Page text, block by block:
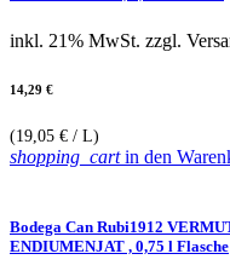
inkl. 21% MwSt. zzgl.
14,29 €
(19,05 € / L)
shopping_cartin den
Bodega Can Rubi1912
ENDIUMENJAT , 0,75 l Flasche